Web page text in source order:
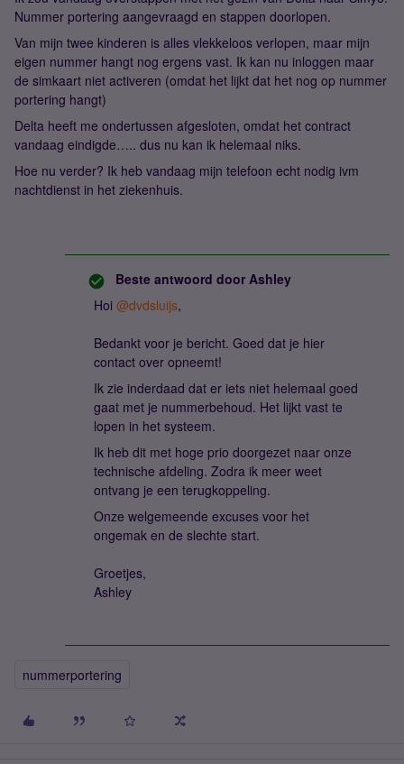
Nummer portering aangevraagd en stappen doorlopen.
Van mijn twee kinderen is alles vlekkeloos verlopen, maar mijn
eigen nummer hangt nog ergens vast. Ik kan nu inloggen maar
de simkaart niet activeren (omdat het lijkt dat het nog op nummer
portering hangt)
Delta heeft me ondertussen afgesloten, omdat het contract
vandaag eindigde….. dus nu kan ik helemaal niks.
Hoe nu verder? Ik heb vandaag mijn telefoon echt nodig ivm
nachtdienst in het ziekenhuis.
Beste antwoord door Ashley
Hoi @dvdsluijs,
Bedankt voor je bericht. Goed dat je hier
contact over opneemt!
Ik zie inderdaad dat er iets niet helemaal goed
gaat met je nummerbehoud. Het lijkt vast te
lopen in het systeem.
Ik heb dit met hoge prio doorgezet naar onze
technische afdeling. Zodra ik meer weet
ontvang je een terugkoppeling.
Onze welgemeende excuses voor het
ongemak en de slechte start.
Groetjes,
Ashley
nummerportering